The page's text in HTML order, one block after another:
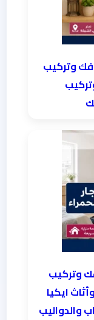
بمكة 0546138860⁩ | فك وتركيب
بمكة 0546138860⁩ | فك وتركيب
ايكيا
والدواليب